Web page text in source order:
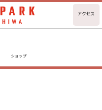
アクセス
ショップ